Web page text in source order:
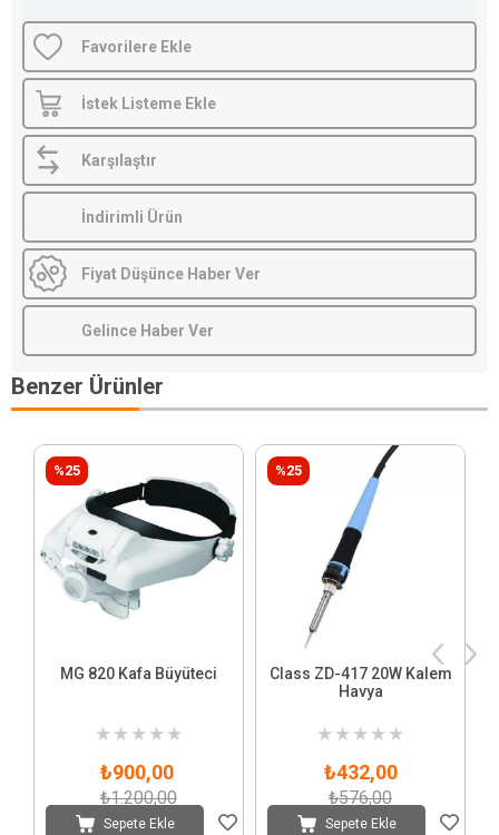
Favorilere Ekle
İstek Listeme Ekle
Karşılaştır
İndirimli Ürün
Fiyat Düşünce Haber Ver
Gelince Haber Ver
Benzer Ürünler
MG 820 Kafa Büyüteci
★ ★ ★ ★ ★
₺900,00
₺1.200,00
Sepete Ekle
%25
Class ZD-417 20W Kalem
Havya
★ ★ ★ ★ ★
₺432,00
₺576,00
Sepete Ekle
%25